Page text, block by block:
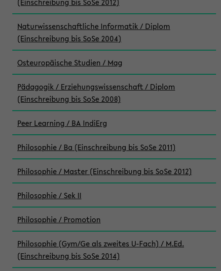
Naturwissenschaftliche Informatik / Diplom
(Einschreibung bis SoSe 2004)
Osteuropäische Studien / Mag
Pädagogik / Erziehungswissenschaft / Diplom
(Einschreibung bis SoSe 2008)
Peer Learning / BA IndiErg
Philosophie / Ba (Einschreibung bis SoSe 2011)
Philosophie / Master (Einschreibung bis SoSe 2012)
Philosophie / Sek II
Philosophie / Promotion
Philosophie (Gym/Ge als zweites U-Fach) / M.Ed.
(Einschreibung bis SoSe 2014)